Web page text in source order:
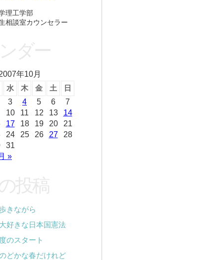
理工学部
室カウンセラー
年10月
水 木 金 土 日
3 4 5 6
7
10
11 12 13
14
17 18 19 20
21
24 25 26 27
28
31
»
きながら
好きな日本国憲法
のスタート
どかな春だけれど